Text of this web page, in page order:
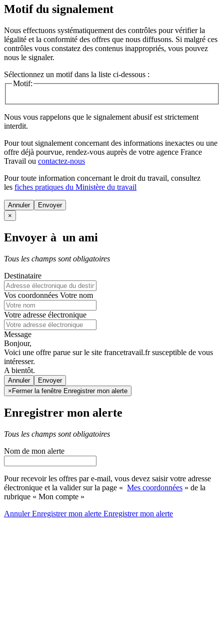
Motif du signalement
Nous effectuons systématiquement des contrôles pour vérifier la
légalité et la conformité des offres que nous diffusons. Si malgré ces
contrôles vous constatez des contenus inappropriés, vous pouvez
nous le signaler.
Sélectionnez un motif dans la liste ci-dessous :
Motif:
Nous vous rappelons que le signalement abusif est strictement
interdit.
Pour tout signalement concernant des informations inexactes ou une
offre déjà pourvue, rendez-vous auprès de votre agence France
Travail ou contactez-nous
Pour toute information concernant le droit du travail, consultez
les fiches pratiques du Ministère du travail
Annuler
×
Envoyer à un ami
Tous les champs sont obligatoires
Destinataire
Vos coordonnées Votre nom
Votre adresse électronique
Message
Bonjour,
Voici une offre parue sur le site francetravail.fr susceptible de vous
intéresser.
A bientôt.
Annuler
× Fermer la fenêtre Enregistrer mon alerte
Enregistrer mon alerte
Tous les champs sont obligatoires
Nom de mon alerte
Pour recevoir les offres par e-mail, vous devez saisir votre adresse
électronique et la valider sur la page « Mes coordonnées » de la
rubrique « Mon compte »
AnnulerEnregistrer mon alerte Enregistrermon alerte